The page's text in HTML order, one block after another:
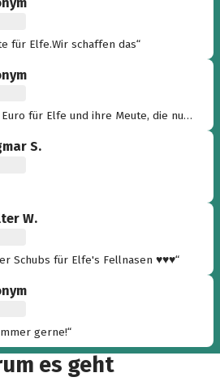
für Elfe.Wir schaffen das“
Euro für Elfe und ihre Meute, die nun
S.
W.
Schubs für Elfe's Fellnasen ♥♥♥“
gerne!“
es geht